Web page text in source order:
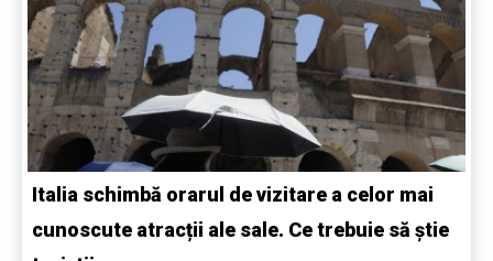
Italia schimbă orarul de vizitare a celor mai
cunoscute atracții ale sale. Ce trebuie să știe